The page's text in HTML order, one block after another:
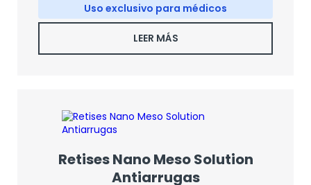
Uso exclusivo para médicos
LEER MÁS
Retises Nano Meso Solution
Antiarrugas